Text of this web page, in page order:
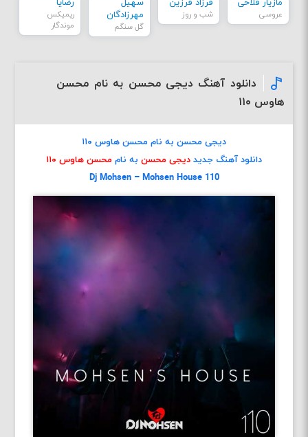
مازیار فلاحی
عروسی
فرزاد فرزین
شب و روز
سهیل
مهرزادگان
گل سنگم
رضایا
ریمیکس
موندگار
دانلود آهنگ دیجی محسن به نام محسن
هاوس ۱۱۰
دیجی محسن به نام محسن هاوس ۱۱۰
دانلود آهنگ جدید دیجی محسن به نام محسن هاوس ۱۱۰
Dj Mohsen – Mohsen House 110